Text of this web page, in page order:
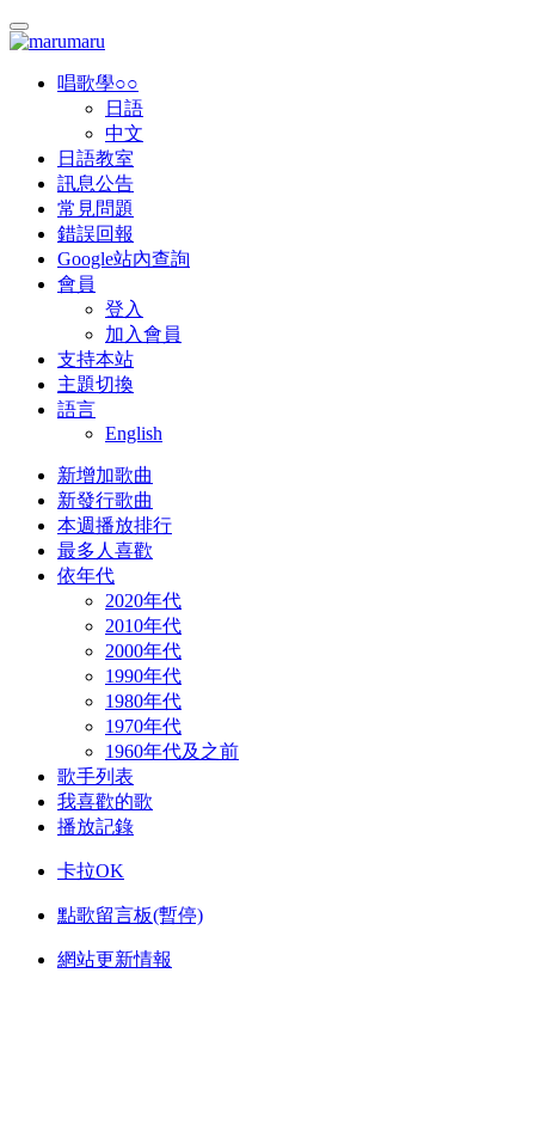
唱歌學○○
日語
中文
日語教室
訊息公告
常見問題
錯誤回報
Google站內查詢
會員
登入
加入會員
支持本站
主題切換
語言
English
新增加歌曲
新發行歌曲
本週播放排行
最多人喜歡
依年代
2020年代
2010年代
2000年代
1990年代
1980年代
1970年代
1960年代及之前
歌手列表
我喜歡的歌
播放記錄
卡拉OK
點歌留言板(暫停)
網站更新情報